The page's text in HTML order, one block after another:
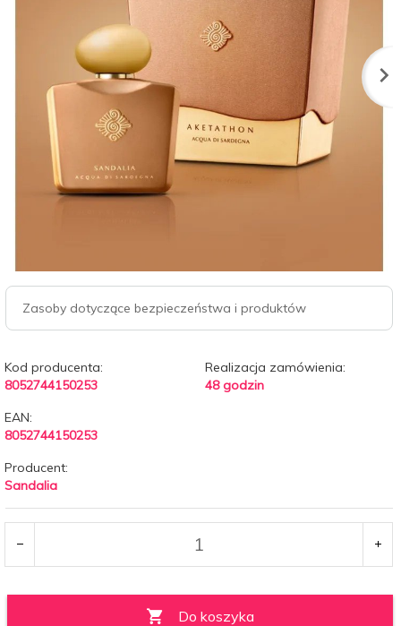
Zasoby dotyczące bezpieczeństwa i produktów
Kod producenta:
8052744150253
Realizacja zamówienia:
48 godzin
EAN:
8052744150253
Producent:
Sandalia
Do koszyka